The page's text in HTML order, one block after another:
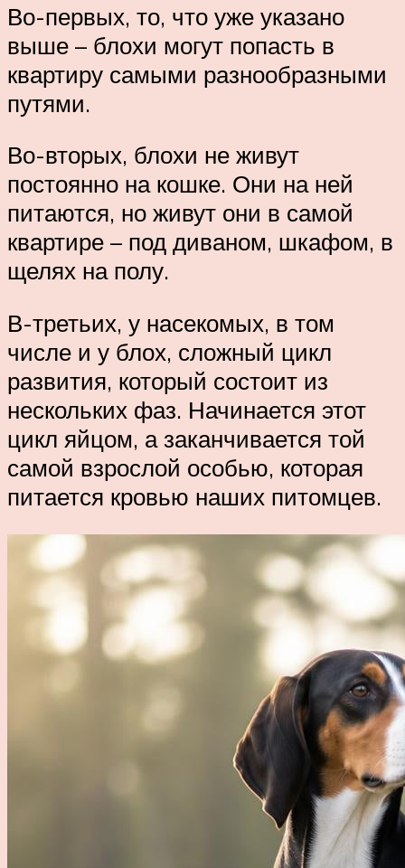
Во-первых, то, что уже указано
выше – блохи могут попасть в
квартиру самыми разнообразными
путями.
Во-вторых, блохи не живут
постоянно на кошке. Они на ней
питаются, но живут они в самой
квартире – под диваном, шкафом, в
щелях на полу.
В-третьих, у насекомых, в том
числе и у блох, сложный цикл
развития, который состоит из
нескольких фаз. Начинается этот
цикл яйцом, а заканчивается той
самой взрослой особью, которая
питается кровью наших питомцев.